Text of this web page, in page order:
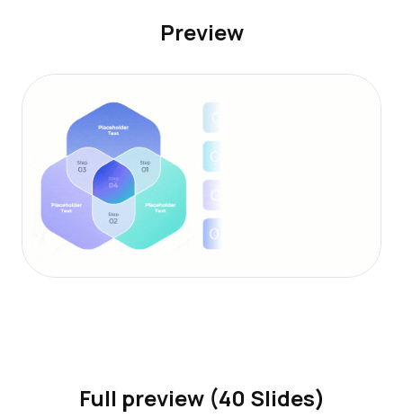
Preview
Full preview (40 Slides)